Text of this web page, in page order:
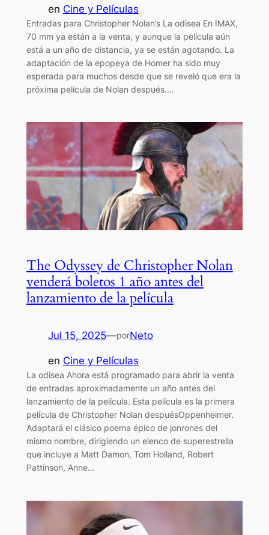
en Cine y Películas
Entradas para Christopher Nolan’s La odisea En IMAX,
70 mm ya están a la venta, y aunque la película aún
está a un año de distancia, ya se están agotando. La
adaptación de la epopeya de Homer ha sido muy
esperada para muchos desde que se reveló que era la
próxima película de Nolan después.…
The Odyssey de Christopher Nolan
venderá boletos 1 año antes del
lanzamiento de la película
Jul 15, 2025—porNeto
en Cine y Películas
La odisea Ahora está programado para abrir la venta
de entradas aproximadamente un año antes del
lanzamiento de la película. Esta película es la primera
película de Christopher Nolan despuésOppenheimer.
Adaptará el clásico poema épico de jonrones del
mismo nombre, dirigiendo un elenco de superestrella
que incluye a Matt Damon, Tom Holland, Robert
Pattinson, Anne…